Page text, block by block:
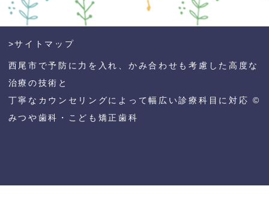
>サイトマップ
西尾市で予防に力を入れ、かみ合わせも考慮した高度な
治療の技術と
丁寧なカウンセリングによって幅広い診療科目に対応 ©
みつや歯科・こども矯正歯科